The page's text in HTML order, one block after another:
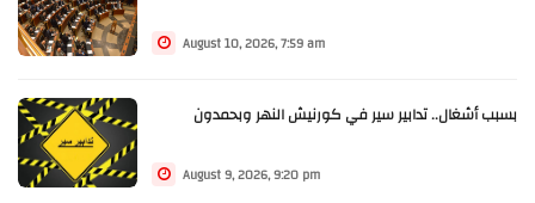
August 10, 2026, 7:59 am
بسبب أشغال.. تدابير سير في كورنيش النهر وبحمدون
August 9, 2026, 9:20 pm